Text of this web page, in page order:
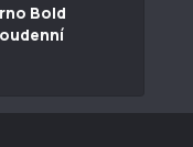
Bold